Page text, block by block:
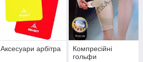
Аксесуари арбітра
Компресійні
гольфи